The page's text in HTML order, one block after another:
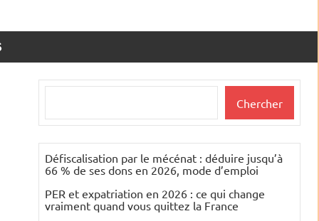
Chercher
Défiscalisation par le mécénat : déduire jusqu’à
66 % de ses dons en 2026, mode d’emploi
PER et expatriation en 2026 : ce qui change
vraiment quand vous quittez la France